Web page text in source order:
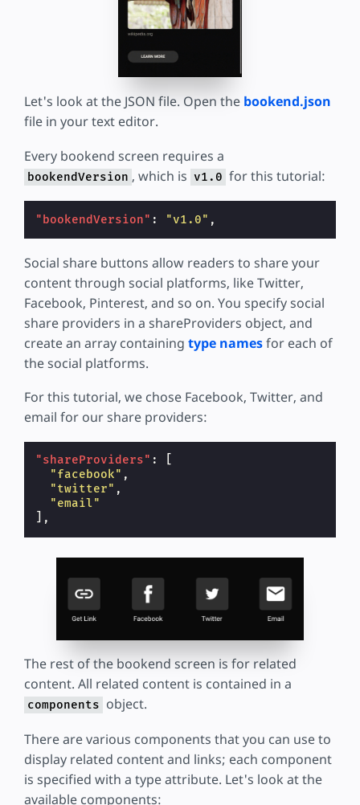
Let's look at the JSON file. Open the bookend.json
file in your text editor.
Every bookend screen requires a
bookendVersion , which is v1.0 for this tutorial:
"bookendVersion" : "v1.0" ,
Social share buttons allow readers to share your
content through social platforms, like Twitter,
Facebook, Pinterest, and so on. You specify social
share providers in a shareProviders object, and
create an array containing type namesfor each of
the social platforms.
For this tutorial, we chose Facebook, Twitter, and
email for our share providers:
"shareProviders" :
"facebook" ,
"twitter" ,
"email"
],
The rest of the bookend screen is for related
content. All related content is contained in a
components object.
There are various components that you can use to
display related content and links; each component
is specified with a type attribute. Let's look at the
available components: